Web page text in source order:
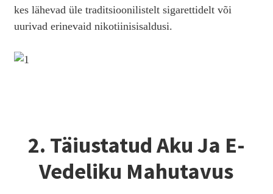
kes lähevad üle traditsioonilistelt sigarettidelt või
uurivad erinevaid nikotiinisisaldusi.
2. Täiustatud Aku Ja E-
Vedeliku Mahutavus